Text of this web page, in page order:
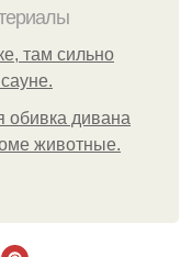
там сильно
обивка дивана
животные.